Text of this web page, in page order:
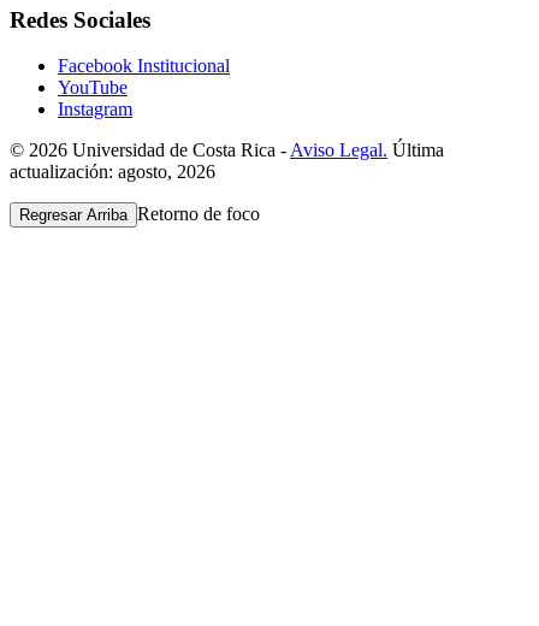
Redes Sociales
Facebook Institucional
YouTube
Instagram
© 2026 Universidad de Costa Rica - Aviso Legal. Última
actualización: agosto, 2026
Regresar Arriba Retorno de foco